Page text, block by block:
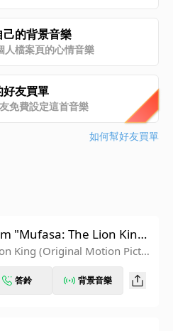
己的背景音樂
人檔案頁的心情音樂
好友買單
免費設定這首音樂
如何幫好友買單
"Mufasa: The Lion Kin
Version)
King (Original Motion Pictur
答鈴 背景音樂